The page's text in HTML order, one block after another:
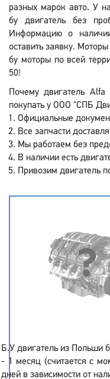
разных марок авто. У
бу двигатель без
Информацию о
оставить заявку.
бу моторы по всей
50!
Почему двигатель
покупать у ООО "СПБ
Официальные
Все запчасти
Мы работаем без
В наличии есть
Привозим двигатель
Б.У двигатель из Польши
- 1 месяц (считается с
дней в зависимости от